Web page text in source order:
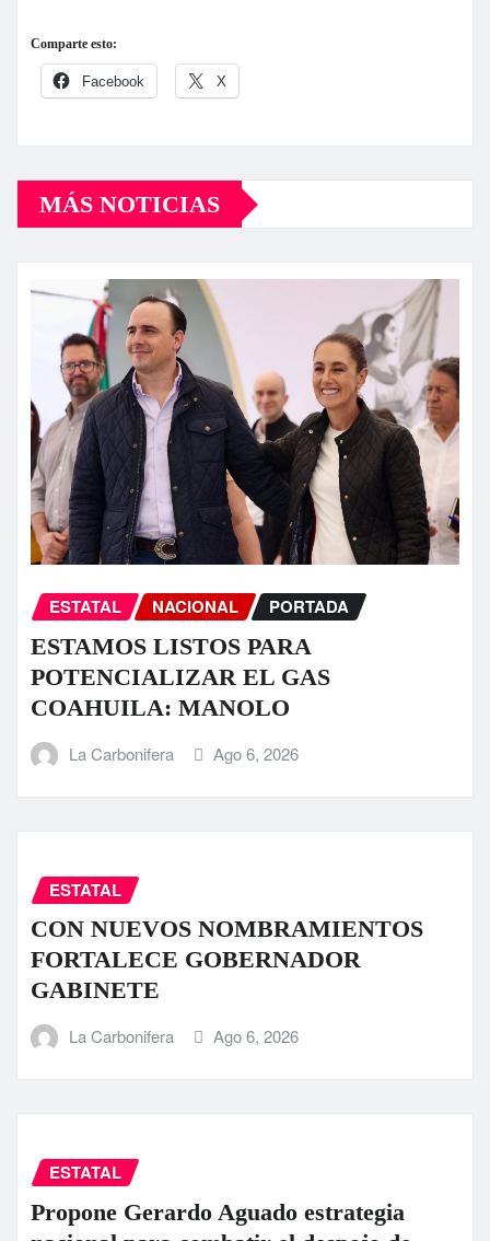
Comparte esto:
Facebook X
MÁS NOTICIAS
ESTATAL NACIONAL PORTADA
ESTAMOS LISTOS PARA
POTENCIALIZAR EL GAS
COAHUILA: MANOLO
La Carbonifera Ago 6, 2026
ESTATAL
CON NUEVOS NOMBRAMIENTOS
FORTALECE GOBERNADOR
GABINETE
La Carbonifera Ago 6, 2026
ESTATAL
Propone Gerardo Aguado estrategia